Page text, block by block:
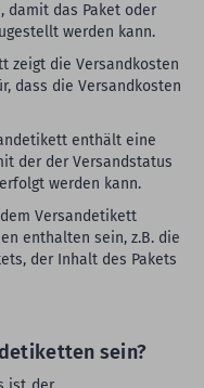
damit das Paket oder
werden kann.
zeigt die Versandkosten
dass die Versandkosten
enthält eine
der der Versandstatus
werden kann.
Versandetikett
enthalten sein, z.B. die
der Inhalt des Pakets
sein?